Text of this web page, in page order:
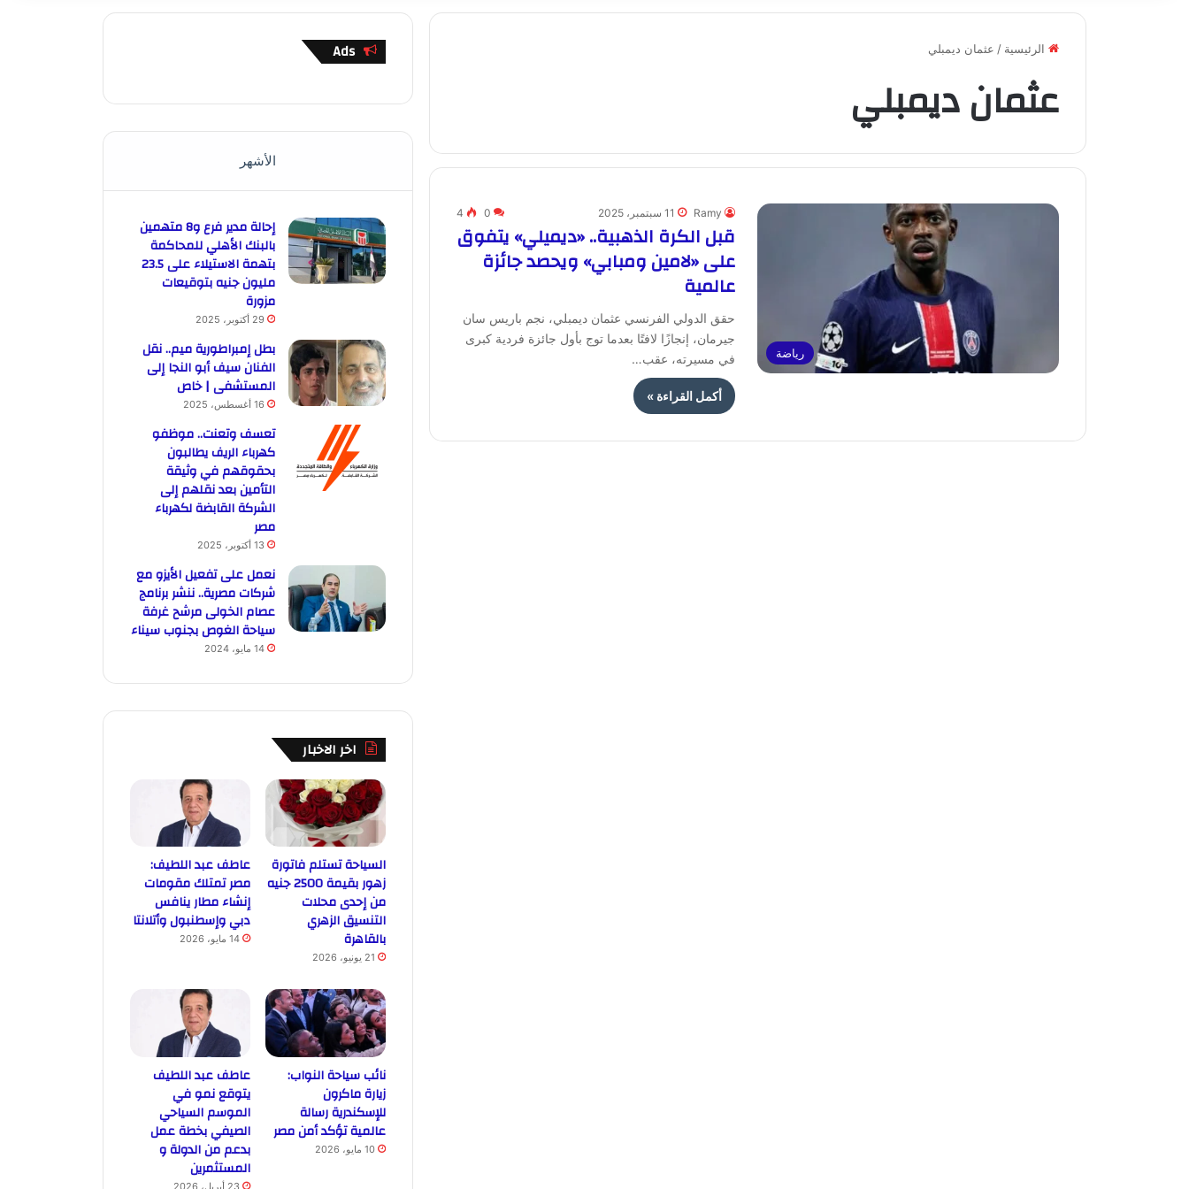
الرئيسية / عثمان ديمبلي
عثمان ديمبلي
رياضة
Ramy 11 سبتمبر، 2025 0
4
قبل الكرة الذهبية.. «ديميلي» يتفوق
على «لامين ومبابي» ويحصد جائزة
عالمية
حقق الدولي الفرنسي عثمان ديمبلي، نجم باريس سان
جيرمان، إنجازًا لافتًا بعدما توج بأول جائزة فردية كبرى
في مسيرته، عقب…
أكمل القراءة »
Ads
الأشهر
إحالة مدير فرع و8 متهمين
بالبنك الأهلي للمحاكمة
بتهمة الاستيلاء على 23.5
مليون جنيه بتوقيعات
مزورة
29 أكتوبر، 2025
بطل إمبراطورية ميم.. نقل
الفنان سيف أبو النجا إلى
المستشفى | خاص
16 أغسطس، 2025
تعسف وتعنت.. موظفو
كهرباء الريف يطالبون
بحقوقهم في وثيقة
التأمين بعد نقلهم إلى
الشركة القابضة لكهرباء
مصر
13 أكتوبر، 2025
نعمل على تفعيل الأيزو مع
شركات مصرية.. ننشر برنامج
عصام الخولى مرشح غرفة
سياحة الغوص بجنوب سيناء
14 مايو، 2024
اخر الاخبار
السياحة تستلم فاتورة
زهور بقيمة 2500 جنيه
من إحدى محلات
التنسيق الزهري
بالقاهرة
21 يونيو، 2026
عاطف عبد اللطيف:
مصر تمتلك مقومات
إنشاء مطار ينافس
دبي وإسطنبول وأتلانتا
14 مايو، 2026
نائب سياحة النواب:
زيارة ماكرون
للإسكندرية رسالة
عالمية تؤكد أمن مصر
10 مايو، 2026
عاطف عبد اللطيف
يتوقع نمو في
الموسم السياحي
الصيفي بخطة عمل
بدعم من الدولة و
المستثمرين
23 أبريل، 2026